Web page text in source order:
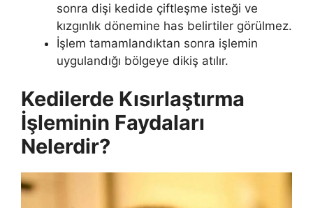
sonra dişi kedide çiftleşme isteği ve
kızgınlık dönemine has belirtiler görülmez.
İşlem tamamlandıktan sonra işlemin
uygulandığı bölgeye dikiş atılır.
Kedilerde Kısırlaştırma
İşleminin Faydaları
Nelerdir?